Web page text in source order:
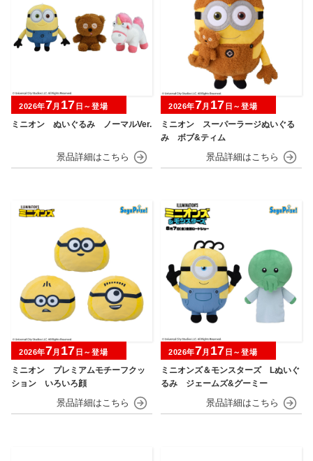
ミニオン ぬいぐるみ ノーマルVer.
2026年7月 17 日～登場
ミニオン スーパーラージぬいぐる
み ボブ&ティム
2026年7月 17 日～登場
ミニオン プレミアムモチーフクッ
ション いろいろ顔
2026年7月 17 日～登場
ミニオンズ＆モンスターズ Lぬいぐ
るみ ジェームズ&グーミー
2026年7月 17 日～登場